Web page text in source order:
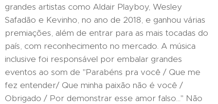
grandes artistas como Aldair Playboy, Wesley
Safadão e Kevinho, no ano de 2018, e ganhou várias
premiações, além de entrar para as mais tocadas do
país, com reconhecimento no mercado. A música
inclusive foi responsável por embalar grandes
eventos ao som de "Parabéns pra você / Que me
fez entender/ Que minha paixão não é você /
Obrigado / Por demonstrar esse amor falso..." Não